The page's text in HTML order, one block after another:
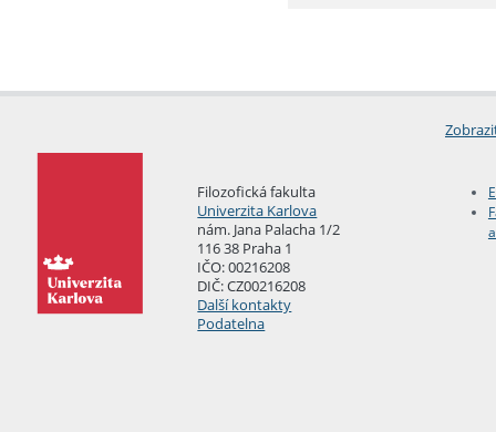
Filozofická fakulta
Univerzita Karlova
nám. Jana Palacha 1/2
116 38 Praha 1
IČO: 00216208
DIČ: CZ00216208
Další kontakty
Podatelna